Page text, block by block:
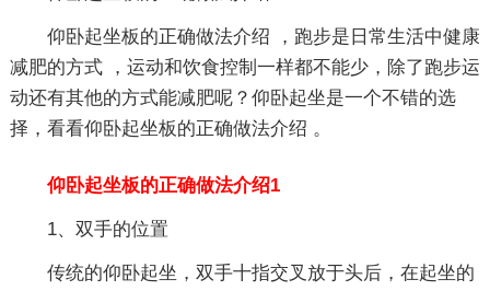
仰卧起坐板的正确做法介绍 ，跑步是日常生活中健康
减肥的方式 ，运动和饮食控制一样都不能少，除了跑步运
动还有其他的方式能减肥呢？仰卧起坐是一个不错的选
择，看看仰卧起坐板的正确做法介绍 。
仰卧起坐板的正确做法介绍1
1、双手的位置
传统的仰卧起坐，双手十指交叉放于头后，在起坐的